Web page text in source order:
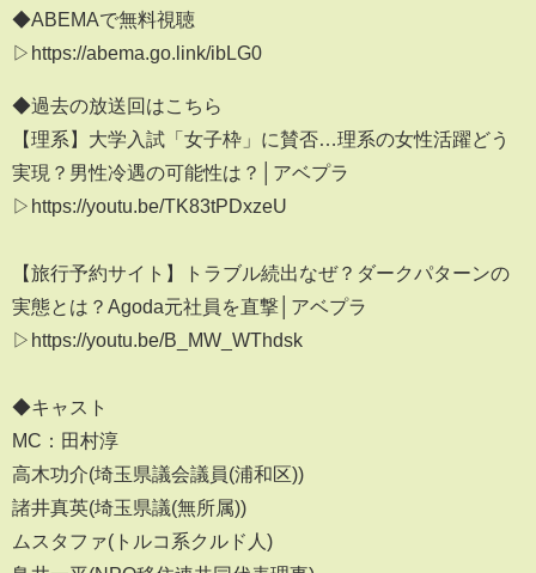
◆ABEMAで無料視聴
▷https://abema.go.link/ibLG0
◆過去の放送回はこちら
【理系】大学入試「女子枠」に賛否…理系の女性活躍どう
実現？男性冷遇の可能性は？│アベプラ
▷https://youtu.be/TK83tPDxzeU
【旅行予約サイト】トラブル続出なぜ？ダークパターンの
実態とは？Agoda元社員を直撃│アベプラ
▷https://youtu.be/B_MW_WThdsk
◆キャスト
MC：田村淳
高木功介(埼玉県議会議員(浦和区))
諸井真英(埼玉県議(無所属))
ムスタファ(トルコ系クルド人)